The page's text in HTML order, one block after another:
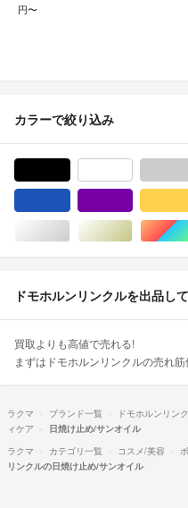
円〜
カラーで絞り込み
シルバー/銀色系ゴールド/
ドモホルンリンクルを出品し
買取よりも高値で売れる!
まずはドモホルンリンクルの売れ
ラクマ ブランド一覧 ドモホルンリン
ィケア
日焼け止め/サンオイル
ラクマ
カテゴリ一覧 コスメ/美容
リンクルの日焼け止め/サンオイル